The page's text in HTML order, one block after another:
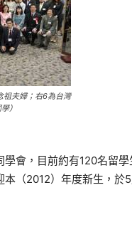
祖夫婦；右6為台灣
）
會，目前約有120名留學
（2012）年度新生，於